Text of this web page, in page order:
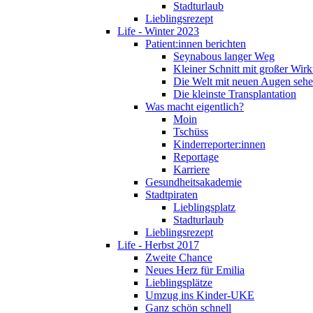
Stadturlaub
Lieblingsrezept
Life - Winter 2023
Patient:innen berichten
Seynabous langer Weg
Kleiner Schnitt mit großer
Die Welt mit neuen Augen
Die kleinste Transplantation
Was macht eigentlich?
Moin
Tschüss
Kinderreporter:innen
Reportage
Karriere
Gesundheitsakademie
Stadtpiraten
Lieblingsplatz
Stadturlaub
Lieblingsrezept
Life - Herbst 2017
Zweite Chance
Neues Herz für Emilia
Lieblingsplätze
Umzug ins Kinder-UKE
Ganz schön schnell